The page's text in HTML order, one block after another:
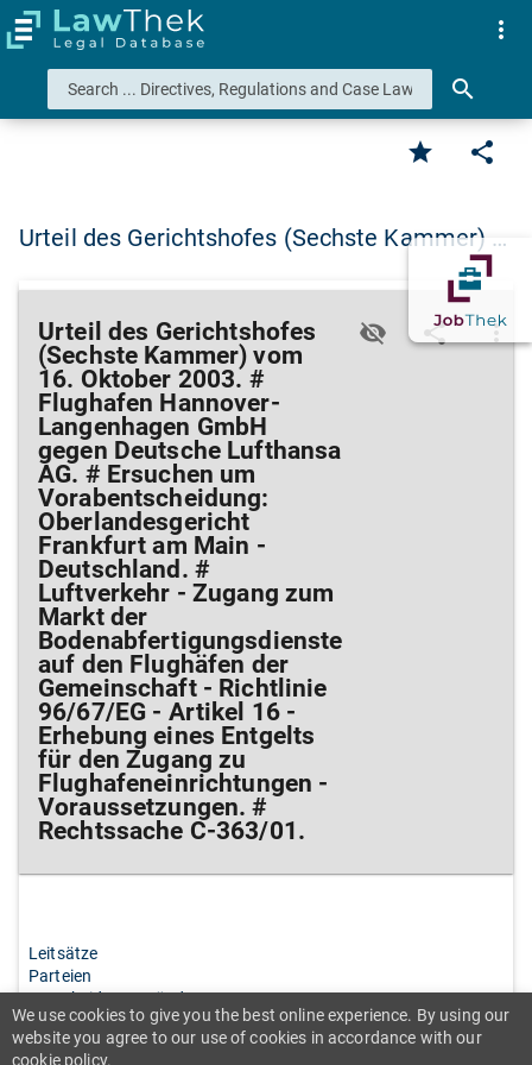
search
more_vert
star share
Urteil des Gerichtshofes (Sechste Kammer) …
Urteil des Gerichtshofes
(Sechste Kammer) vom
16. Oktober 2003. #
Flughafen Hannover-
Langenhagen GmbH
gegen Deutsche Lufthansa
AG. # Ersuchen um
Vorabentscheidung:
Oberlandesgericht
Frankfurt am Main -
Deutschland. #
Luftverkehr - Zugang zum
Markt der
Bodenabfertigungsdienste
auf den Flughäfen der
Gemeinschaft - Richtlinie
96/67/EG - Artikel 16 -
Erhebung eines Entgelts
für den Zugang zu
Flughafeneinrichtungen -
Voraussetzungen. #
Rechtssache C-363/01.
visibility_off share more_vert
Leitsätze
Parteien
Entscheidungsgründe
Kostenentscheidung
Tenor
We use cookies to give you the best online experience. By using our
website you agree to our use of cookies in accordance with our
cookie policy.